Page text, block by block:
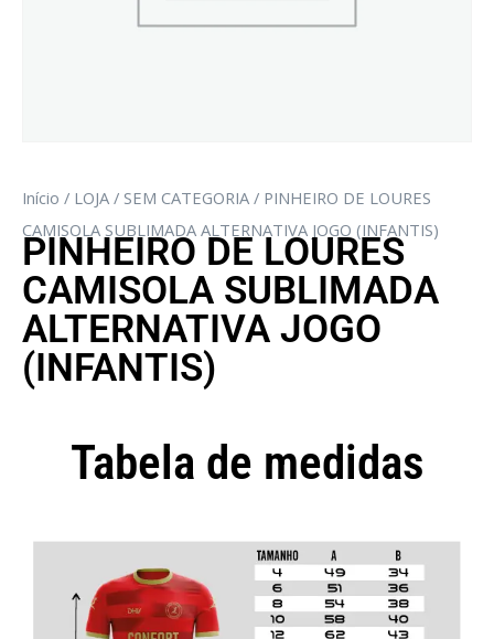
Início / LOJA / SEM CATEGORIA / PINHEIRO DE LOURES
CAMISOLA SUBLIMADA ALTERNATIVA JOGO (INFANTIS)
PINHEIRO DE LOURES
CAMISOLA SUBLIMADA
ALTERNATIVA JOGO
(INFANTIS)
Tabela de medidas